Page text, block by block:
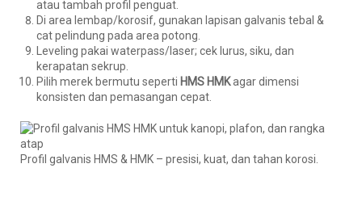
atau tambah profil penguat.
Di area lembap/korosif, gunakan lapisan galvanis tebal &
cat pelindung pada area potong.
Leveling pakai waterpass/laser; cek lurus, siku, dan
kerapatan sekrup.
Pilih merek bermutu seperti HMS HMKagar dimensi
konsisten dan pemasangan cepat.
Profil galvanis HMS & HMK – presisi, kuat, dan tahan korosi.